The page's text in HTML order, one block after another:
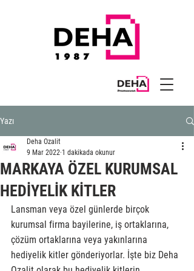
Yazı
MARKAYA ÖZEL KURUMSAL
HEDİYELİK KİTLER
Deha Ozalit
9 Mar 2022 1 dakikada okunur
Lansman veya özel günlerde birçok
kurumsal firma bayilerine, iş ortaklarına,
çözüm ortaklarına veya yakınlarına
hediyelik kitler gönderiyorlar. İşte biz Deha